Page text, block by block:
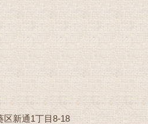
区新通1丁目8-18